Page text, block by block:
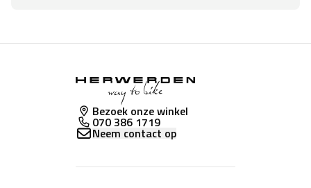
Bezoek onze winkel
070 386 1719
Neem contact op